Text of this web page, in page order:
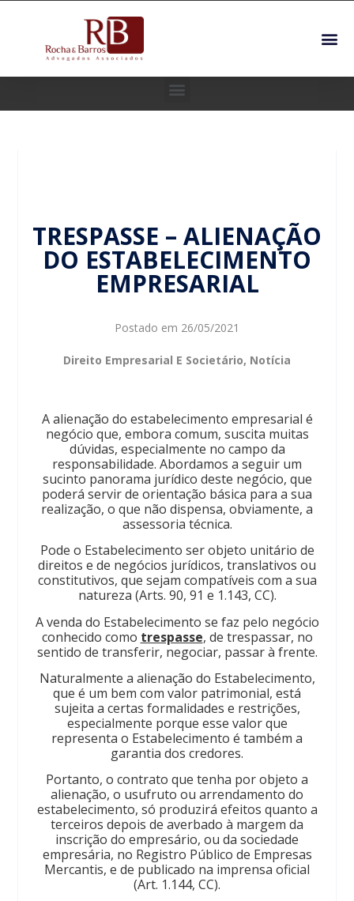
TRESPASSE – ALIENAÇÃO
DO ESTABELECIMENTO
EMPRESARIAL
Postado em 26/05/2021
Direito Empresarial E Societário, Notícia
A alienação do estabelecimento empresarial é
negócio que, embora comum, suscita muitas
dúvidas, especialmente no campo da
responsabilidade. Abordamos a seguir um
sucinto panorama jurídico deste negócio, que
poderá servir de orientação básica para a sua
realização, o que não dispensa, obviamente, a
assessoria técnica.
Pode o Estabelecimento ser objeto unitário de
direitos e de negócios jurídicos, translativos ou
constitutivos, que sejam compatíveis com a sua
natureza (Arts. 90, 91 e 1.143, CC).
A venda do Estabelecimento se faz pelo negócio
conhecido como trespasse, de trespassar, no
sentido de transferir, negociar, passar à frente.
Naturalmente a alienação do Estabelecimento,
que é um bem com valor patrimonial, está
sujeita a certas formalidades e restrições,
especialmente porque esse valor que
representa o Estabelecimento é também a
garantia dos credores.
Portanto, o contrato que tenha por objeto a
alienação, o usufruto ou arrendamento do
estabelecimento, só produzirá efeitos quanto a
terceiros depois de averbado à margem da
inscrição do empresário, ou da sociedade
empresária, no Registro Público de Empresas
Mercantis, e de publicado na imprensa oficial
(Art. 1.144, CC).